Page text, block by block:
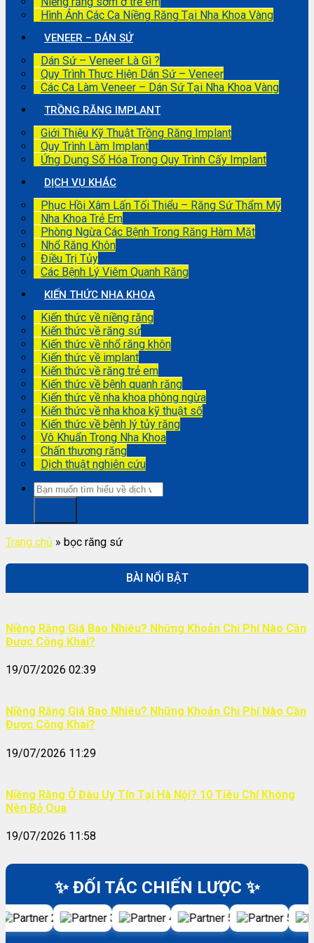
Hình Ảnh Các Ca Niềng Răng Tại Nha Khoa Vàng
VENEER – DÁN SỨ
Dán Sứ – Veneer Là Gì ?
Quy Trình Thực Hiện Dán Sứ – Veneer
Các Ca Làm Veneer – Dán Sứ Tại Nha Khoa Vàng
TRỒNG RĂNG IMPLANT
Giới Thiệu Kỹ Thuật Trồng Răng Implant
Quy Trình Làm Implant
Ứng Dụng Số Hóa Trong Quy Trình Cấy Implant
DỊCH VỤ KHÁC
Phục Hồi Xâm Lấn Tối Thiểu – Răng Sứ Thẩm Mỹ
Nha Khoa Trẻ Em
Phòng Ngừa Các Bệnh Trong Răng Hàm Mặt
Nhổ Răng Khôn
Điều Trị Tủy
Các Bệnh Lý Viêm Quanh Răng
KIẾN THỨC NHA KHOA
Kiến thức về niềng răng
Kiến thức về răng sứ
Kiến thức về nhổ răng khôn
Kiến thức về implant
Kiến thức về răng trẻ em
Kiến thức về bệnh quanh răng
Kiến thức về nha khoa phòng ngừa
Kiến thức về nha khoa kỹ thuật số
Kiến thức về bệnh lý tủy răng
Vô Khuẩn Trong Nha Khoa
Chấn thương răng
Dịch thuật nghiên cứu
Trang chủ » bọc răng sứ
BÀI NỔI BẬT
Niềng Răng Giá Bao Nhiêu? Những Khoản Chi Phí Nào Cần
Được Công Khai?
19/07/2026 02:39
Niềng Răng Giá Bao Nhiêu? Những Khoản Chi Phí Nào Cần
Được Công Khai?
19/07/2026 11:29
Niềng Răng Ở Đâu Uy Tín Tại Hà Nội? 10 Tiêu Chí Không
Nên Bỏ Qua
19/07/2026 11:58
✨ ĐỐI TÁC CHIẾN LƯỢC ✨